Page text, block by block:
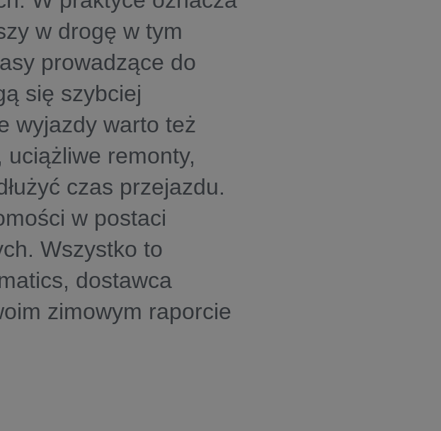
w drogę w tym
prowadzące do
się szybciej
wyjazdy warto też
remonty,
czas przejazdu.
w postaci
Wszystko to
dostawca
zimowym raporcie